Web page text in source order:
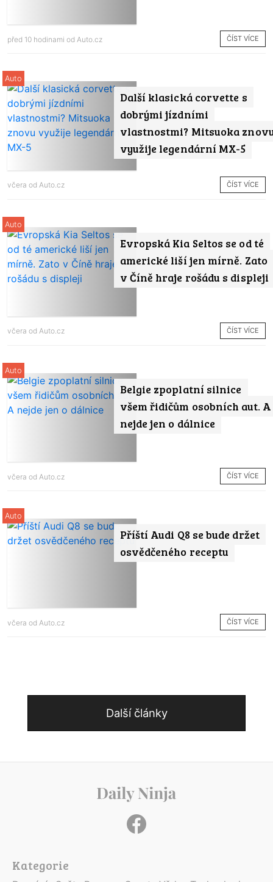
před 10 hodinami od Auto.cz ČÍST VÍCE
Další klasická corvette s
dobrými jízdními
vlastnostmi? Mitsuoka
využije legendární MX-5
Auto
včera od Auto.cz ČÍST VÍCE
Evropská Kia Seltos se od té
americké liší jen mírně. Zato
v Číně hraje rošádu s displeji
Auto
včera od Auto.cz ČÍST VÍCE
Belgie zpoplatní silnice
všem řidičům osobních aut. A
nejde jen o dálnice
Auto
včera od Auto.cz ČÍST VÍCE
Příští Audi Q8 se bude držet
osvědčeného receptu
Auto
včera od Auto.cz ČÍST VÍCE
Další články
Kategorie